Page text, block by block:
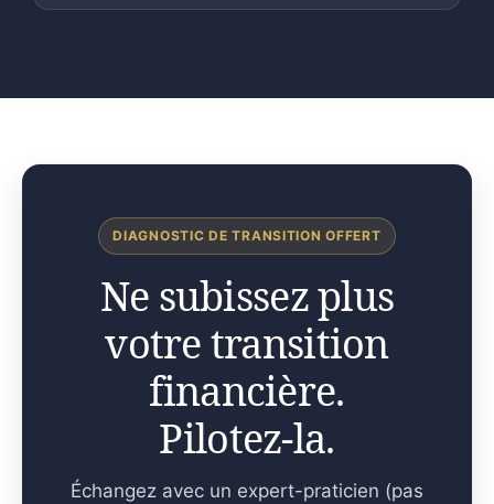
DIAGNOSTIC DE TRANSITION OFFERT
Ne subissez plus
votre transition
financière.
Pilotez-la.
Échangez avec un expert-praticien (pas